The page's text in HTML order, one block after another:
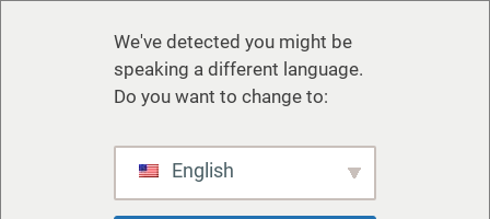
We've detected you might be
speaking a different language.
Do you want to change to:
English